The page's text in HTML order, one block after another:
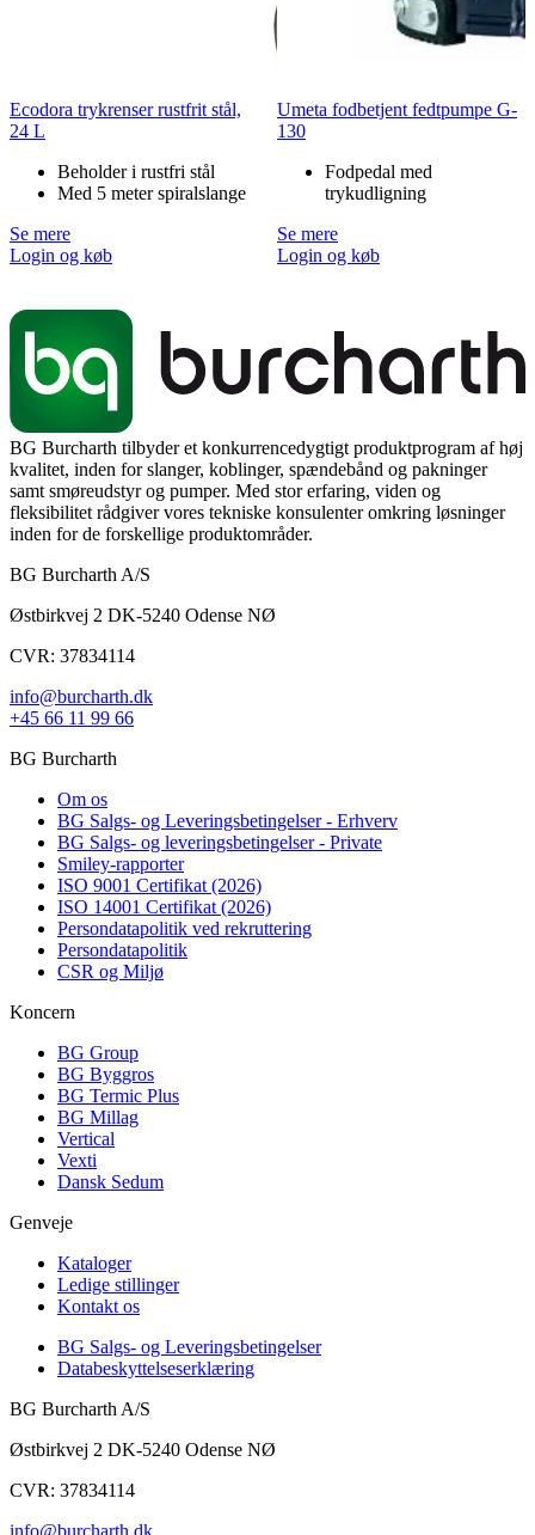
Ecodora trykrenser rustfrit stål,
24 L
Beholder i rustfri stål
Med 5 meter spiralslange
Se mere
Login og køb
Umeta fodbetjent fedtpumpe G-
130
Fodpedal med
trykudligning
Se mere
Login og køb
BG Burcharth tilbyder et konkurrencedygtigt produktprogram af høj
kvalitet, inden for slanger, koblinger, spændebånd og pakninger
samt smøreudstyr og pumper. Med stor erfaring, viden og
fleksibilitet rådgiver vores tekniske konsulenter omkring løsninger
inden for de forskellige produktområder.
BG Burcharth A/S
Østbirkvej 2 DK-5240 Odense NØ
CVR: 37834114
info@burcharth.dk
+45 66 11 99 66
BG Burcharth
Om os
BG Salgs- og Leveringsbetingelser - Erhverv
BG Salgs- og leveringsbetingelser - Private
Smiley-rapporter
ISO 9001 Certifikat (2026)
ISO 14001 Certifikat (2026)
Persondatapolitik ved rekruttering
Persondatapolitik
CSR og Miljø
Koncern
BG Group
BG Byggros
BG Termic Plus
BG Millag
Vertical
Vexti
Dansk Sedum
Genveje
Kataloger
Ledige stillinger
Kontakt os
BG Salgs- og Leveringsbetingelser
Databeskyttelseserklæring
BG Burcharth A/S
Østbirkvej 2 DK-5240 Odense NØ
CVR: 37834114
info@burcharth.dk